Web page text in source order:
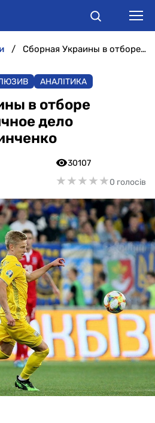
Сборная Украины в отборе Евро-2020. Личное дело Александра Зинченко
АНАЛІТИКА
в отборе
дело
30107
★★★★★
★★★★★0 голосів